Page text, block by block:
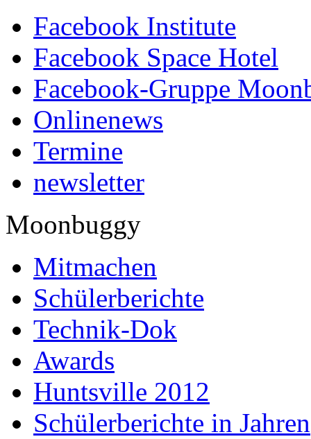
Facebook Institute
Facebook Space Hotel
Facebook-Gruppe
Onlinenews
Termine
newsletter
Moonbuggy
Mitmachen
Schülerberichte
Technik-Dok
Awards
Huntsville 2012
Schülerberichte in Jahren